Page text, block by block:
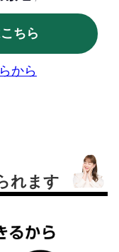
ちら
から
れます